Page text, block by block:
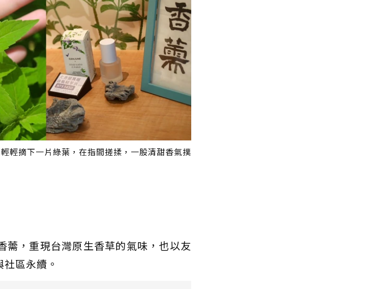
輕摘下一片綠葉，在指間搓揉，一股清甜香氣撲
薷，重現台灣原生香草的氣味，也以友
區永續。